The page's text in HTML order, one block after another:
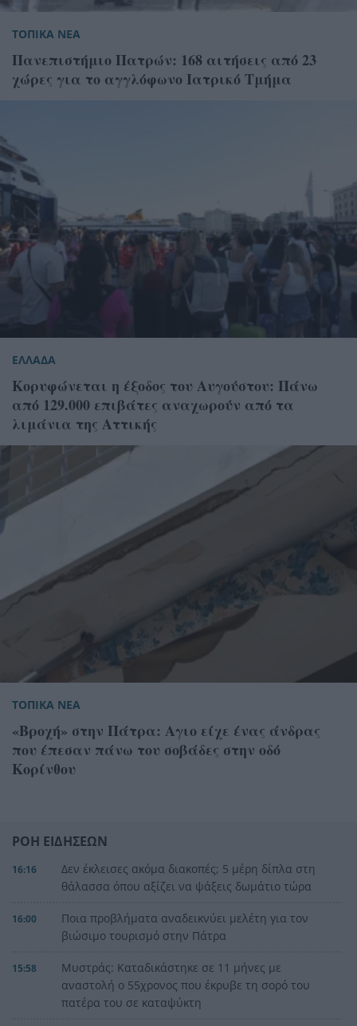
ΤΟΠΙΚΑ ΝΕΑ
Πανεπιστήμιο Πατρών: 168 αιτήσεις από 23
χώρες για το αγγλόφωνο Ιατρικό Τμήμα
ΕΛΛΑΔΑ
Κορυφώνεται η έξοδος του Αυγούστου: Πάνω
από 129.000 επιβάτες αναχωρούν από τα
λιμάνια της Αττικής
ΤΟΠΙΚΑ ΝΕΑ
«Βροχή» στην Πάτρα: Αγιο είχε ένας άνδρας
που έπεσαν πάνω του σοβάδες στην οδό
Κορίνθου
ΡΟΗ ΕΙΔΗΣΕΩΝ
16:16
Δεν έκλεισες ακόμα διακοπές; 5 μέρη δίπλα στη
θάλασσα όπου αξίζει να ψάξεις δωμάτιο τώρα
16:00
Ποια προβλήματα αναδεικνύει μελέτη για τον
βιώσιμο τουρισμό στην Πάτρα
15:58
Μυστράς: Καταδικάστηκε σε 11 μήνες με
αναστολή ο 55χρονος που έκρυβε τη σορό του
πατέρα του σε καταψύκτη